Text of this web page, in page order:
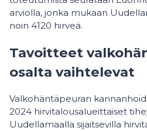
arviolla, jonka mukaan
noin 4120 hirveä.
Tavoitteet
osalta vaihtelevat
Valkohäntäpeuran
2024 hirvitalousalueittaiset
Uudellamaalla sijaitsevilla